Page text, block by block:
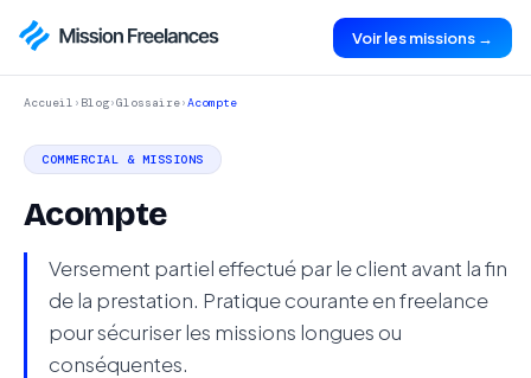
Voir les missions →
Accueil › Blog›Glossaire›Acompte
COMMERCIAL & MISSIONS
Acompte
Versement partiel effectué par le client avant la fin
de la prestation. Pratique courante en freelance
pour sécuriser les missions longues ou
conséquentes.